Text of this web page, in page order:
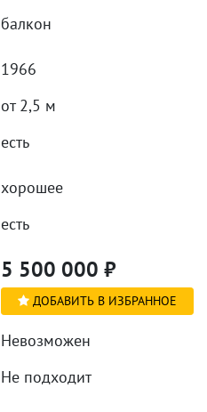
балкон
1966
от 2,5 м
есть
хорошее
есть
5 500 000 ₽
ДОБАВИТЬ В ИЗБРАННОЕ
Невозможен
Не подходит